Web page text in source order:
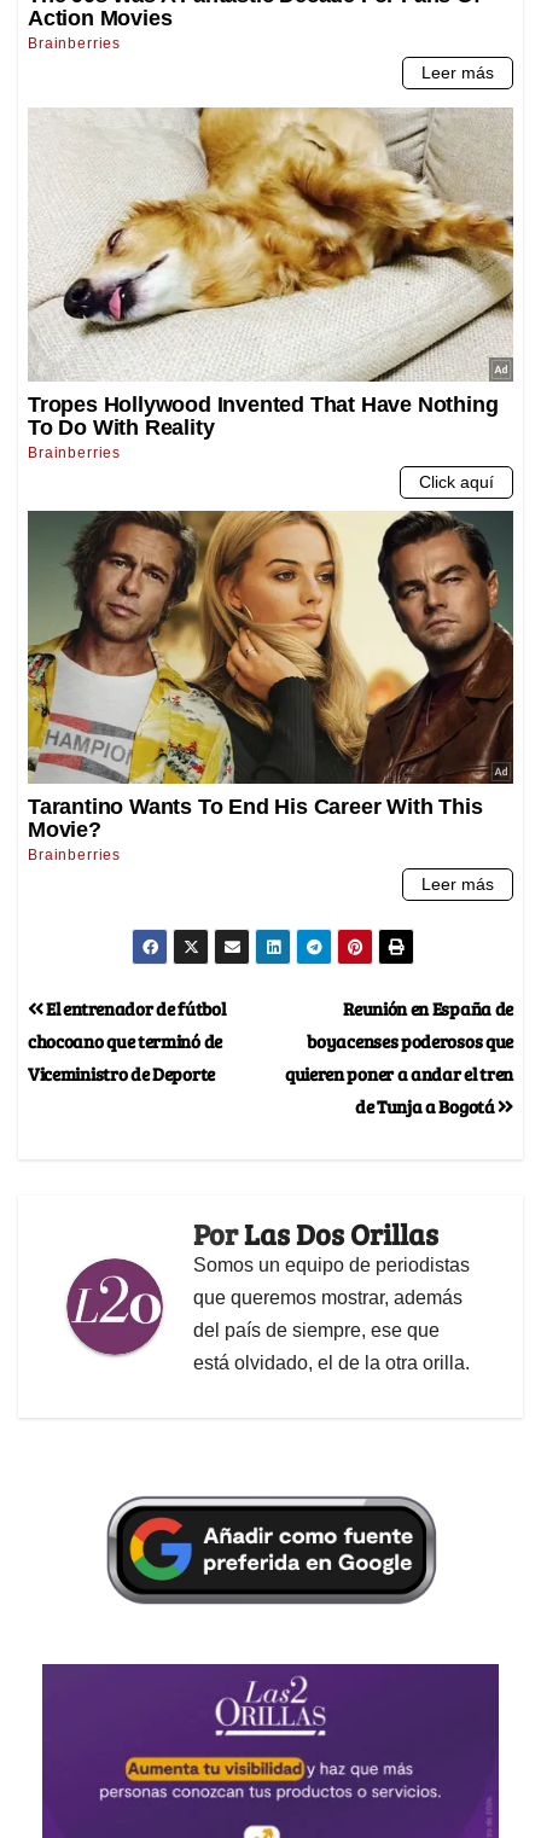
Reunión en España de
boyacenses poderosos que
quieren poner a andar el tren
de Tunja a Bogotá
El entrenador de fútbol
chocoano que terminó de
Viceministro de Deporte
PorLas Dos Orillas
Somos un equipo de periodistas
que queremos mostrar, además
del país de siempre, ese que
está olvidado, el de la otra orilla.